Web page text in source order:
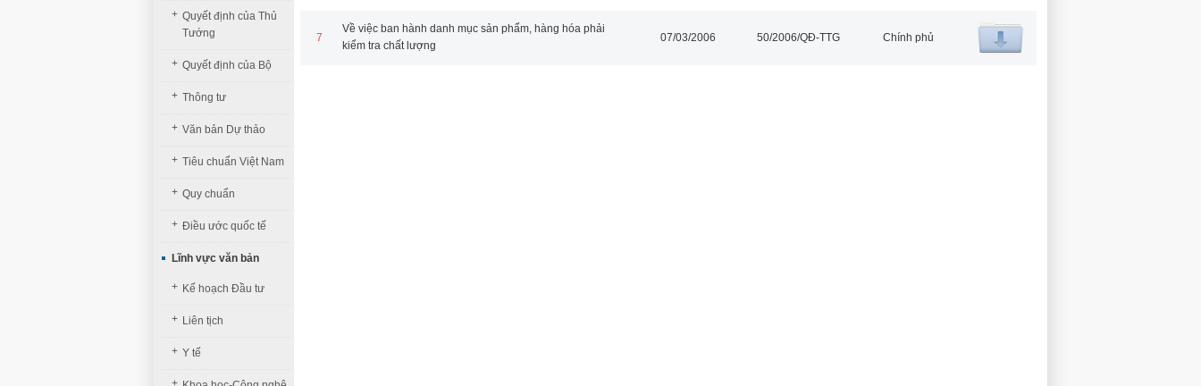
+ Quyết định của Thủ
Tướng
+ Quyết định của Bộ
+ Thông tư
+ Văn bản Dự thảo
+ Tiêu chuẩn Việt Nam
+ Quy chuẩn
+ Điều ước quốc tế
Lĩnh vực văn bản
+ Kế hoạch Đầu tư
+ Liên tịch
+ Y tế
+
7
Về việc ban hành danh mục sản phẩm, hàng hóa phải
kiểm tra chất lượng
07/03/2006 50/2006/QĐ-TTG Chính phủ